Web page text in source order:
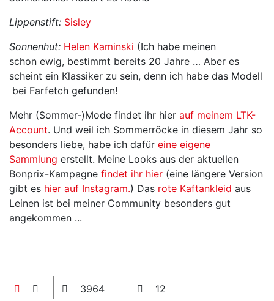
Lippenstift: Sisley
Sonnenhut: Helen Kaminski (Ich habe meinen
schon ewig, bestimmt bereits 20 Jahre … Aber es
scheint ein Klassiker zu sein, denn ich habe das Modell
bei Farfetch gefunden!
Mehr (Sommer-)Mode findet ihr hier auf meinem LTK-
Account. Und weil ich Sommerröcke in diesem Jahr so
besonders liebe, habe ich dafür eine eigene
Sammlung erstellt. Meine Looks aus der aktuellen
Bonprix-Kampagne findet ihr hier (eine längere Version
gibt es hier auf Instagram.) Das rote Kaftankleid aus
Leinen ist bei meiner Community besonders gut
angekommen ...
3964
12